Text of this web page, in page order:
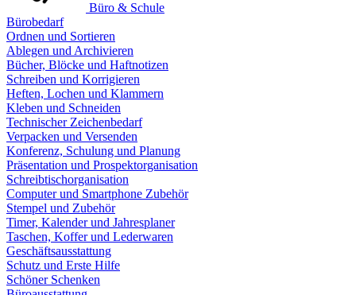
Büro & Schule
Bürobedarf
Ordnen und Sortieren
Ablegen und Archivieren
Bücher, Blöcke und Haftnotizen
Schreiben und Korrigieren
Heften, Lochen und Klammern
Kleben und Schneiden
Technischer Zeichenbedarf
Verpacken und Versenden
Konferenz, Schulung und Planung
Präsentation und Prospektorganisation
Schreibtischorganisation
Computer und Smartphone Zubehör
Stempel und Zubehör
Timer, Kalender und Jahresplaner
Taschen, Koffer und Lederwaren
Geschäftsausstattung
Schutz und Erste Hilfe
Schöner Schenken